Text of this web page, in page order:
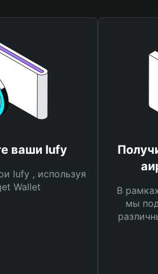
ваши lufy
lufy , используя
Wallet
В
мы